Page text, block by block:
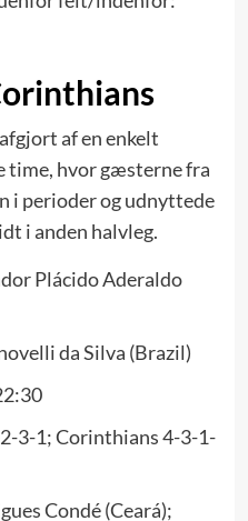
af en enkelt
hvor gæsterne fra
i perioder og udnyttede
i anden halvleg.
Plácido Aderaldo
da Silva (Brazil)
3-1; Corinthians 4-3-1-
Condé (Ceará);